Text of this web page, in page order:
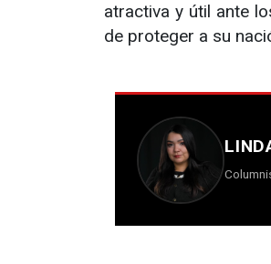
atractiva y útil ante
de proteger a su